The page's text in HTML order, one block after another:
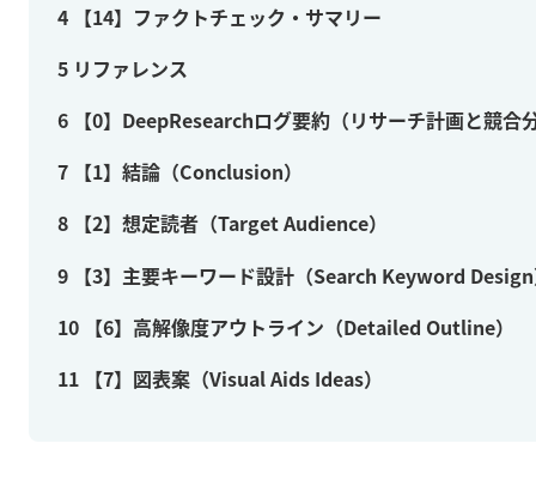
4 【14】ファクトチェック・サマリー
5 リファレンス
6 【0】DeepResearchログ要約（リサーチ計画と競合
7 【1】結論（Conclusion）
8 【2】想定読者（Target Audience）
9 【3】主要キーワード設計（Search Keyword
10 【6】高解像度アウトライン（Detailed Outline）
11 【7】図表案（Visual Aids Ideas）